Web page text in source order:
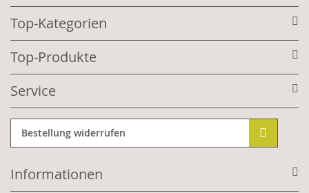
Top-Kategorien
Top-Produkte
Service
Bestellung widerrufen
Informationen